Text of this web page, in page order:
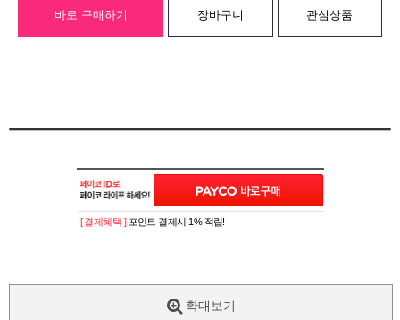
바로 구매하기 장바구니 관심상품
[ 결제혜택 ] 포인트 결제시 1% 적립!
확대보기